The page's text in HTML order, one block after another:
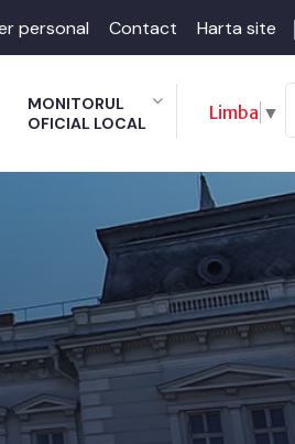
personal Contact Harta site
MONITORUL
OFICIAL LOCAL
Limba ▼